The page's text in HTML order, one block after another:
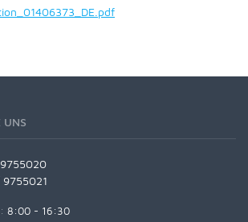
UNS
8:00 - 16:30